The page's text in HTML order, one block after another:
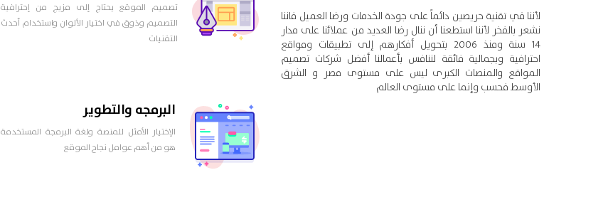
لأننا في تقنية حريصين دائماً على جودة الخدمات ورضا العميل فاننا
نشعر بالفخر لأننا استطعنا أن ننال رضا العديد من عملائنا على مدار
14 سنة ومنذ 2006 بتحويل أفكارهم إلى تطبيقات ومواقع
احترافية وبجمالية فائقة لننافس بأعمالنا أفضل شركات تصميم
المواقع والمنصات الكبرى ليس على مستوى مصر و الشرق
الأوسط فحسب وإنما على مستوى العالم
تصميم الموقع يحتاج إلى مزيج من إحترافية
التصميم وذوق في اختيار الألوان واستخدام أحدث
التقنيات
البرمجه والتطوير
الإختيار الأمثل للمنصة ولغة البرمجة المستخدمة
هو من أهم عوامل نجاح الموقع